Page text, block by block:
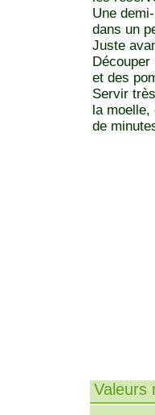
Une
dans un
Juste
et des
Servir
la moelle,
de
Valeurs